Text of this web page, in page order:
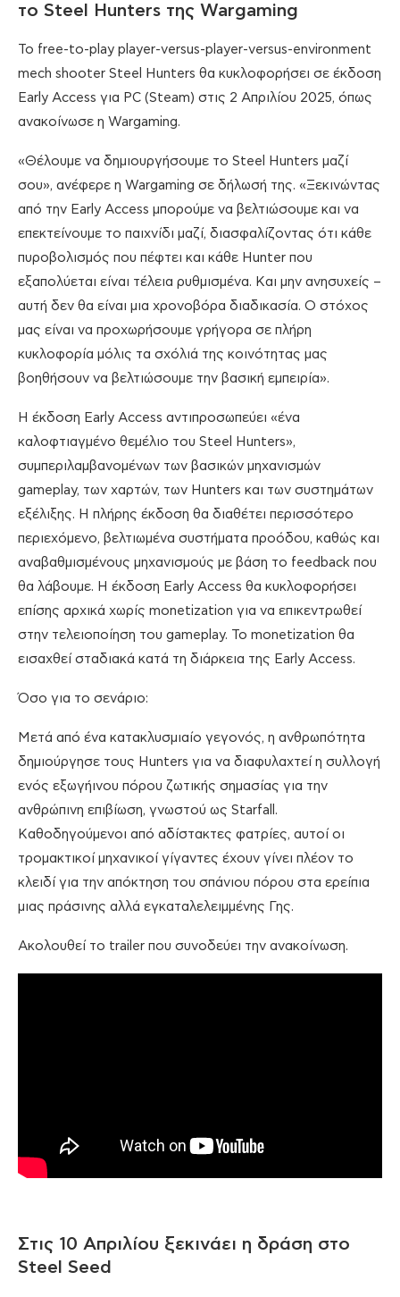
το Steel Hunters της Wargaming
Το free-to-play player-versus-player-versus-environment
mech shooter Steel Hunters θα κυκλοφορήσει σε έκδοση
Early Access για PC (Steam) στις 2 Απριλίου 2025, όπως
ανακοίνωσε η Wargaming.
«Θέλουμε να δημιουργήσουμε το Steel Hunters μαζί
σου», ανέφερε η Wargaming σε δήλωσή της. «Ξεκινώντας
από την Early Access μπορούμε να βελτιώσουμε και να
επεκτείνουμε το παιχνίδι μαζί, διασφαλίζοντας ότι κάθε
πυροβολισμός που πέφτει και κάθε Hunter που
εξαπολύεται είναι τέλεια ρυθμισμένα. Και μην ανησυχείς –
αυτή δεν θα είναι μια χρονοβόρα διαδικασία. Ο στόχος
μας είναι να προχωρήσουμε γρήγορα σε πλήρη
κυκλοφορία μόλις τα σχόλιά της κοινότητας μας
βοηθήσουν να βελτιώσουμε την βασική εμπειρία».
Η έκδοση Early Access αντιπροσωπεύει «ένα
καλοφτιαγμένο θεμέλιο του Steel Hunters»,
συμπεριλαμβανομένων των βασικών μηχανισμών
gameplay, των χαρτών, των Hunters και των συστημάτων
εξέλιξης. Η πλήρης έκδοση θα διαθέτει περισσότερο
περιεχόμενο, βελτιωμένα συστήματα προόδου, καθώς και
αναβαθμισμένους μηχανισμούς με βάση το feedback που
θα λάβουμε. Η έκδοση Early Access θα κυκλοφορήσει
επίσης αρχικά χωρίς monetization για να επικεντρωθεί
στην τελειοποίηση του gameplay. Το monetization θα
εισαχθεί σταδιακά κατά τη διάρκεια της Early Access.
Όσο για το σενάριο:
Μετά από ένα κατακλυσμιαίο γεγονός, η ανθρωπότητα
δημιούργησε τους Hunters για να διαφυλαχτεί η συλλογή
ενός εξωγήινου πόρου ζωτικής σημασίας για την
ανθρώπινη επιβίωση, γνωστού ως Starfall.
Καθοδηγούμενοι από αδίστακτες φατρίες, αυτοί οι
τρομακτικοί μηχανικοί γίγαντες έχουν γίνει πλέον το
κλειδί για την απόκτηση του σπάνιου πόρου στα ερείπια
μιας πράσινης αλλά εγκαταλελειμμένης Γης.
Ακολουθεί το trailer που συνοδεύει την ανακοίνωση.
Στις 10 Απριλίου ξεκινάει η δράση στο
Steel Seed